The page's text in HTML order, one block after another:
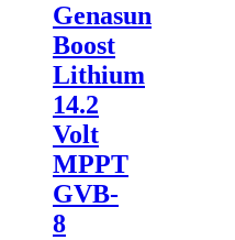
Genasun
Boost
Lithium
14.2
Volt
MPPT
GVB-
8